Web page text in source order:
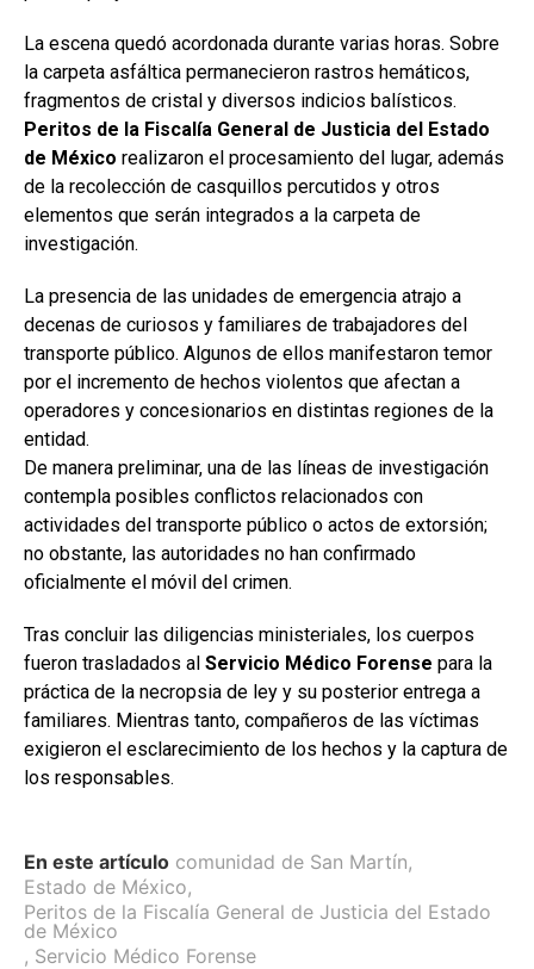
La escena quedó acordonada durante varias horas. Sobre
la carpeta asfáltica permanecieron rastros hemáticos,
fragmentos de cristal y diversos indicios balísticos.
Peritos de la Fiscalía General de Justicia del Estado
de México realizaron el procesamiento del lugar, además
de la recolección de casquillos percutidos y otros
elementos que serán integrados a la carpeta de
investigación.
La presencia de las unidades de emergencia atrajo a
decenas de curiosos y familiares de trabajadores del
transporte público. Algunos de ellos manifestaron temor
por el incremento de hechos violentos que afectan a
operadores y concesionarios en distintas regiones de la
entidad.
De manera preliminar, una de las líneas de investigación
contempla posibles conflictos relacionados con
actividades del transporte público o actos de extorsión;
no obstante, las autoridades no han confirmado
oficialmente el móvil del crimen.
Tras concluir las diligencias ministeriales, los cuerpos
fueron trasladados al Servicio Médico Forense para la
práctica de la necropsia de ley y su posterior entrega a
familiares. Mientras tanto, compañeros de las víctimas
exigieron el esclarecimiento de los hechos y la captura de
los responsables.
En este artículo comunidad de San Martín,
Estado de México,
Peritos de la Fiscalía General de Justicia del Estado
de México
, Servicio Médico Forense